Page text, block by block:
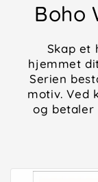
Boho
Skap et
hjemmet
Serien
motiv. Ved
og betaler